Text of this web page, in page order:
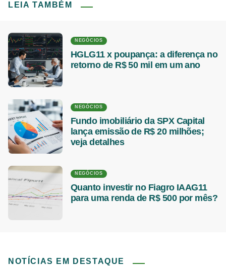
LEIA TAMBÉM
NEGÓCIOS
HGLG11 x poupança: a diferença no
retorno de R$ 50 mil em um ano
NEGÓCIOS
Fundo imobiliário da SPX Capital
lança emissão de R$ 20 milhões;
veja detalhes
NEGÓCIOS
Quanto investir no Fiagro IAAG11
para uma renda de R$ 500 por mês?
NOTÍCIAS EM DESTAQUE